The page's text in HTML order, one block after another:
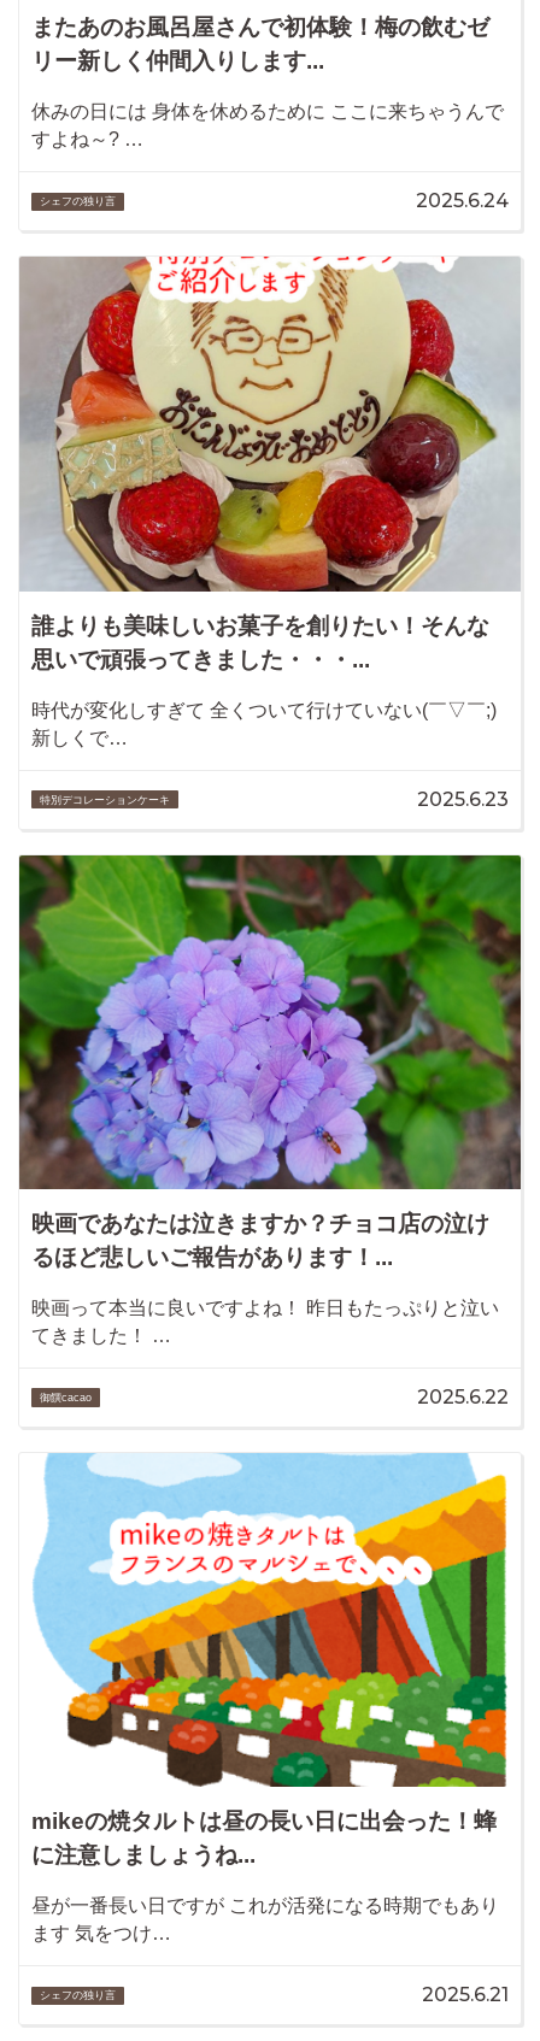
またあのお風呂屋さんで初体験！梅の飲むゼ
リー新しく仲間入りします...
休みの日には 身体を休めるために ここに来ちゃうんで
すよね～? …
シェフの独り言 2025.6.24
誰よりも美味しいお菓子を創りたい！そんな
思いで頑張ってきました・・・...
時代が変化しすぎて 全くついて行けていない(￣▽￣;)
新しくで…
特別デコレーションケーキ 2025.6.23
映画であなたは泣きますか？チョコ店の泣け
るほど悲しいご報告があります！...
映画って本当に良いですよね！ 昨日もたっぷりと泣い
てきました！ …
御饌cacao 2025.6.22
mikeの焼タルトは昼の長い日に出会った！蜂
に注意しましょうね...
昼が一番長い日ですが これが活発になる時期でもあり
ます 気をつけ…
シェフの独り言 2025.6.21